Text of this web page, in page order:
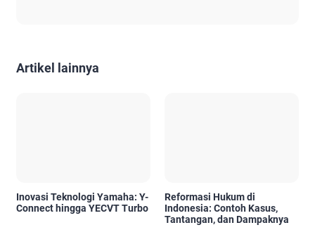
Artikel lainnya
Inovasi Teknologi Yamaha: Y-
Connect hingga YECVT Turbo
Reformasi Hukum di
Indonesia: Contoh Kasus,
Tantangan, dan Dampaknya